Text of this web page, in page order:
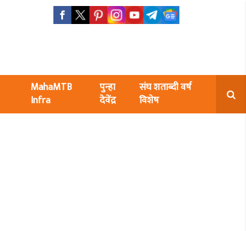
MahaMTB
Infra
पुन्हा
देवेंद्र
संघ शताब्दी वर्ष
विशेष